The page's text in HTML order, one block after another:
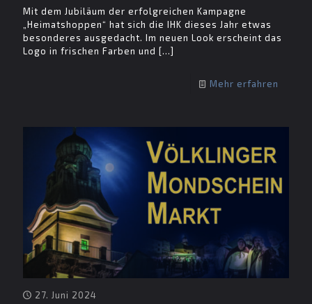
Mit dem Jubiläum der erfolgreichen Kampagne
„Heimatshoppen“ hat sich die IHK dieses Jahr etwas
besonderes ausgedacht. Im neuen Look erscheint das
Logo in frischen Farben und […]
Mehr erfahren
27. Juni 2024